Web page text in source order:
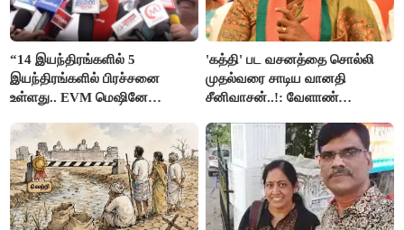
“14 இயந்திரங்களில் 5
இயந்திரங்களில் பிரச்சனை
உள்ளது.. EVM மெஷினே
இளங்கோ
'கத்தி' பட வசனத்தை சொல்லி
முதல்வரை சாடிய வானதி
சீனிவாசன்..!: வேளாண்
எதிர்ப்பு!